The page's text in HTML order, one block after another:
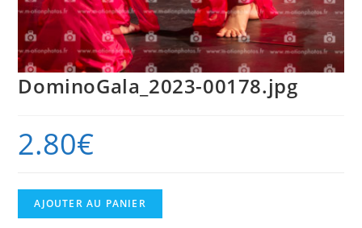
DominoGala_2023-00178.jpg
2.80€
quantité
de
AJOUTER AU PANIER